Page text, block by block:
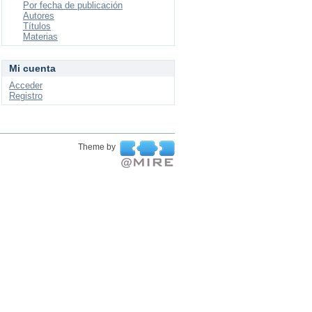
Por fecha de publicación
Autores
Títulos
Materias
Mi cuenta
Acceder
Registro
Theme by